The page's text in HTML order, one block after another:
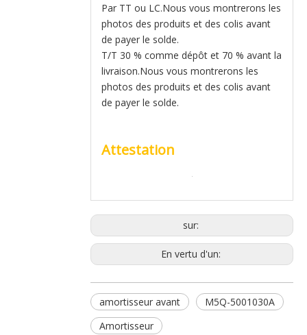
Par TT ou LC.Nous vous montrerons les
photos des produits et des colis avant
de payer le solde.
T/T 30 % comme dépôt et 70 % avant la
livraison.Nous vous montrerons les
photos des produits et des colis avant
de payer le solde.
Attestation
sur:
En vertu d'un:
amortisseur avant
M5Q-5001030A
Amortisseur